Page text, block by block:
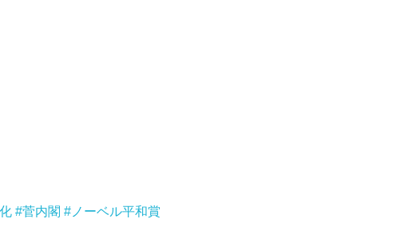
菅内閣
ノーベル平和賞